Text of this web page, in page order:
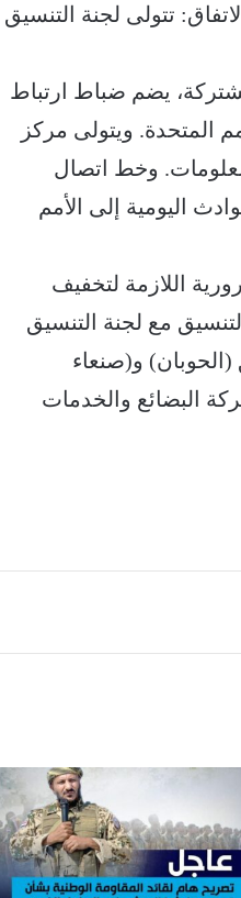
تتولى لجنة التنسيق
يضم ضباط ارتباط
المتحدة. ويتولى مركز
وخط اتصال
اليومية إلى الأمم
اللازمة لتخفيف
مع لجنة التنسيق
و(صنعاء
البضائع والخدمات